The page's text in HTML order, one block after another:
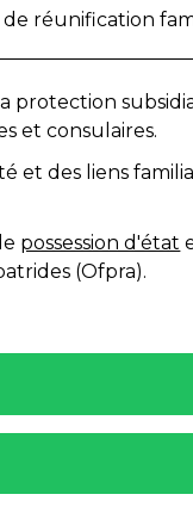
réunification
protection
et consulaires.
et des liens
possession d'état
(Ofpra).